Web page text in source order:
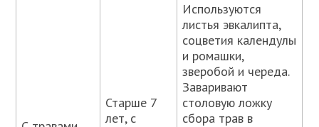
Старше 7
лет, с
Используются
листья эвкалипта,
соцветия календулы
и ромашки,
зверобой и череда.
Заваривают
столовую ложку
сбора трав в